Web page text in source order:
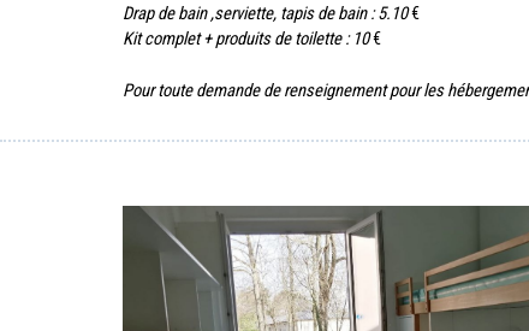
Drap de bain ,serviette, tapis de bain : 5.10€
Kit complet + produits de toilette : 10€
Pour toute demande de renseignement pour les